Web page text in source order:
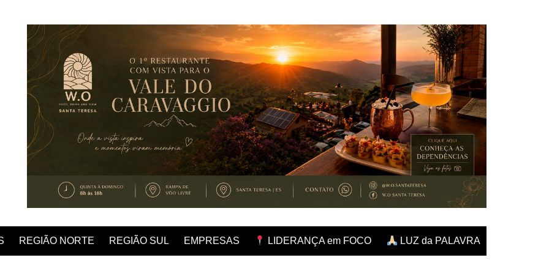
REGIÃO NORTE REGIÃO SUL EMPRESAS LIDERANÇA em FOCO LUZ da PALAVRA